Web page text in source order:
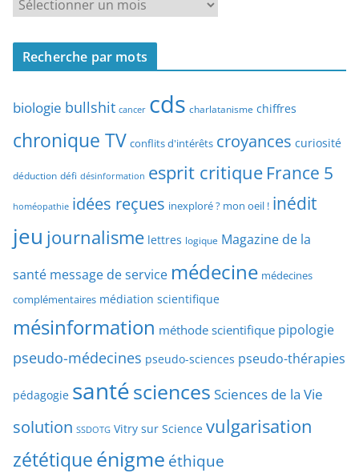
e
a
t
y
e
d
’
a
i
l
e
e
c
r
h
p
a
t
e
Recherche par mots
biologie bullshit cancer cds charlatanisme chiffres
chronique TV conflits d'intérêts croyances curiosité
déduction défi désinformation esprit critique France 5
homéopathie idées reçues inexploré ? mon oeil ! inédit
jeu journalisme lettres logique Magazine de la
santé message de service médecine médecines
complémentaires médiation scientifique
mésinformation méthode scientifique pipologie
pseudo-médecines pseudo-sciences pseudo-thérapies
pédagogie santésciences Sciences de la Vie
solution SSDOTG Vitry sur Science vulgarisation
zététiqueénigme éthique